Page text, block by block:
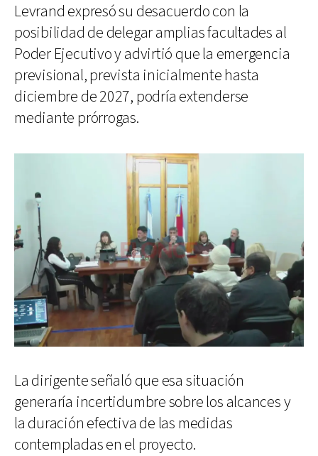
Levrand expresó su desacuerdo con la
posibilidad de delegar amplias facultades al
Poder Ejecutivo y advirtió que la emergencia
previsional, prevista inicialmente hasta
diciembre de 2027, podría extenderse
mediante prórrogas.
La dirigente señaló que esa situación
generaría incertidumbre sobre los alcances y
la duración efectiva de las medidas
contempladas en el proyecto.